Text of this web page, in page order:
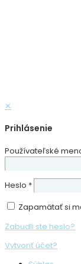
✕
Prihlásenie
Používateľské
Heslo *
Zapamätať si
Zabudli ste heslo?
Vytvoriť účet?